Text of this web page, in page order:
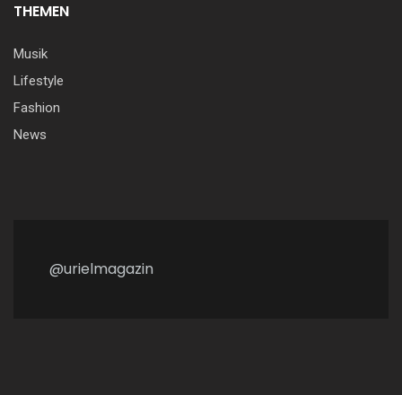
THEMEN
Musik
Lifestyle
Fashion
News
@urielmagazin